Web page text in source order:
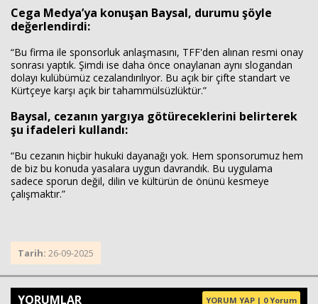
Cega Medya’ya konuşan Baysal, durumu şöyle
değerlendirdi:
“Bu firma ile sponsorluk anlaşmasını, TFF'den alınan resmi onay
sonrası yaptık. Şimdi ise daha önce onaylanan aynı slogandan
dolayı kulübümüz cezalandırılıyor. Bu açık bir çifte standart ve
Kürtçeye karşı açık bir tahammülsüzlüktür.”
Baysal, cezanın yargıya götüreceklerini belirterek
şu ifadeleri kullandı:
“Bu cezanın hiçbir hukuki dayanağı yok. Hem sponsorumuz hem
de biz bu konuda yasalara uygun davrandık. Bu uygulama
sadece sporun değil, dilin ve kültürün de önünü kesmeye
çalışmaktır.”
Tarih: 26-09-2025
YORUMLAR YORUM YAP | 0 Yorum